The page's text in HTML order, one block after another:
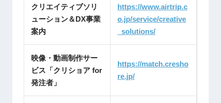
クリエイティブソリ
ューション＆DX事業
案内
https://www.airtrip.c
o.jp/service/creative
_solutions/
映像・動画制作サー
ビス「クリショア for
発注者」
https://match.cresho
re.jp/